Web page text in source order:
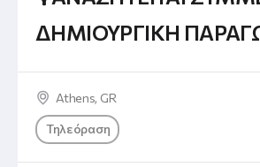
ΔΗΜΙΟΥΡΓΙΚΗ
Athens, GR
Τηλεόραση